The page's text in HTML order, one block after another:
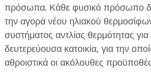
πρόσωπα. Κάθε φυσικό πρόσωπο
την αγορά νέου ηλιακού
συστήματος αντλίας θερμότητας για
δευτερεύουσα κατοικία, για την
αθροιστικά οι ακόλουθες